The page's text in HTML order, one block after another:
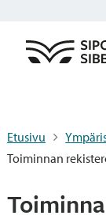
Etusivu
Toiminnan